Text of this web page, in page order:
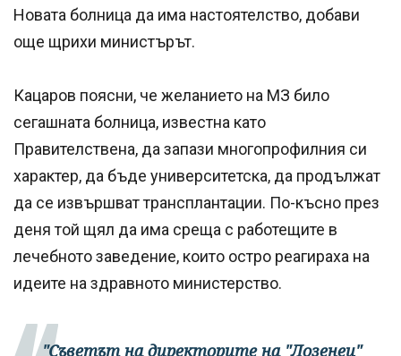
Новата болница да има настоятелство, добави
още щрихи министърът.
Кацаров поясни, че желанието на МЗ било
сегашната болница, известна като
Правителствена, да запази многопрофилния си
характер, да бъде университетска, да продължат
да се извършват трансплантации. По-късно през
деня той щял да има среща с работещите в
лечебното заведение, които остро реагираха на
идеите на здравното министерство.
"Съветът на директорите на "Лозенец"